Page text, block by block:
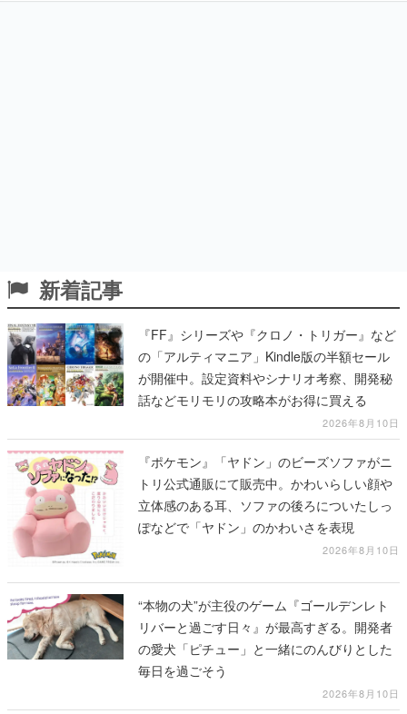
新着記事
『FF』シリーズや『クロノ・トリガー』など
の「アルティマニア」Kindle版の半額セール
が開催中。設定資料やシナリオ考察、開発秘
話などモリモリの攻略本がお得に買える
2026年8月10日
『ポケモン』「ヤドン」のビーズソファがニ
トリ公式通販にて販売中。かわいらしい顔や
立体感のある耳、ソファの後ろについたしっ
ぽなどで「ヤドン」のかわいさを表現
2026年8月10日
“本物の犬”が主役のゲーム『ゴールデンレト
リバーと過ごす日々』が最高すぎる。開発者
の愛犬「ピチュー」と一緒にのんびりとした
毎日を過ごそう
2026年8月10日